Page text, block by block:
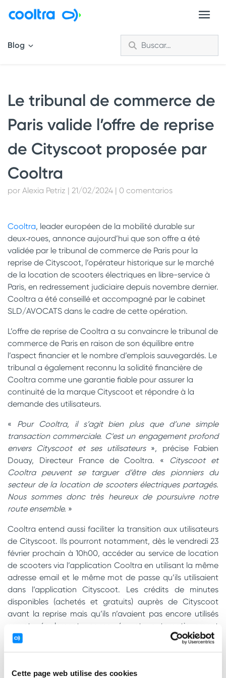
Cette page web utilise des cookies
Blog
Le tribunal de commerce de
Paris valide l’offre de reprise
de Cityscoot proposée par
Cooltra
por Alexia Petriz | 21/02/2024 | 0 comentarios
Cooltra, leader européen de la mobilité durable sur
deux‑roues, annonce aujourd’hui que son offre a été
validée par le tribunal de commerce de Paris pour la
reprise de Cityscoot, l’opérateur historique sur le marché
de la location de scooters électriques en libre-service à
Paris, en redressement judiciaire depuis novembre dernier.
Cooltra a été conseillé et accompagné par le cabinet
SLD/AVOCATS dans le cadre de cette opération.
L’offre de reprise de Cooltra a su convaincre le tribunal de
commerce de Paris en raison de son équilibre entre
l’aspect financier et le nombre d’emplois sauvegardés. Le
tribunal a également reconnu la solidité financière de
Cooltra comme une garantie fiable pour assurer la
continuité de la marque Cityscoot et répondre à la
demande des utilisateurs.
« Pour Cooltra, il s’agit bien plus que d’une simple
transaction commerciale. C’est un engagement profond
envers Cityscoot et ses utilisateurs», précise Fabien
Douay, Directeur France de Cooltra. « Cityscoot et
Cooltra peuvent se targuer d’être des pionniers du
secteur de la location de scooters électriques partagés.
Nous sommes donc très heureux de poursuivre notre
route ensemble. »
Cooltra entend aussi faciliter la transition aux utilisateurs
de Cityscoot. Ils pourront notamment, dès le vendredi 23
février prochain à 10h00, accéder au service de location
de scooters via l’application Cooltra en utilisant la même
adresse email et le même mot de passe qu’ils utilisaient
dans l’application Cityscoot. Les crédits de minutes
disponibles (achetés et gratuits) auprès de Cityscoot
avant la reprise mais qu’ils n’avaient pas encore utilisés
seront également conservés et automatiquement
transférés dans leur nouveau compte client Cooltra. Ils
auront enfin accès à plus de 1 500 scooters électriques
Cityscoot dans Paris et la petite couronne.